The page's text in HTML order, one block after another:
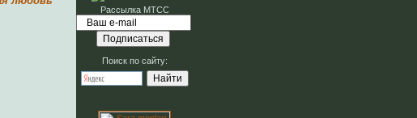
Рассылка МТСС
Поиск по сайту: